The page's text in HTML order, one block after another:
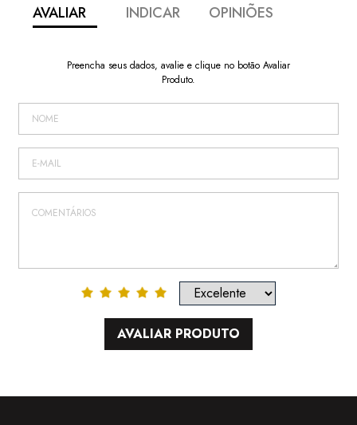
AVALIAR INDICAR OPINIÕES
Preencha seus dados, avalie e clique no botão Avaliar
Produto.
AVALIAR PRODUTO